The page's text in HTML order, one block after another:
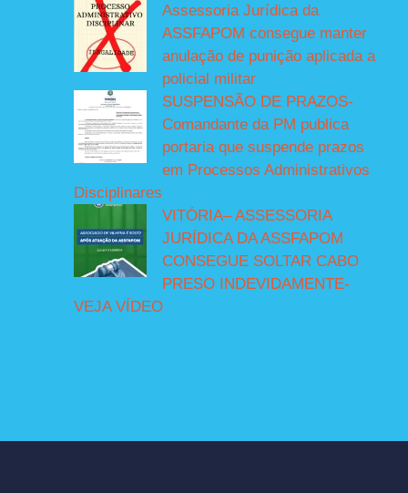
Assessoria Jurídica da
ASSFAPOM consegue manter
anulação de punição aplicada a
policial militar
SUSPENSÃO DE PRAZOS-
Comandante da PM publica
portaria que suspende prazos
em Processos Administrativos
Disciplinares
VITÓRIA– ASSESSORIA
JURÍDICA DA ASSFAPOM
CONSEGUE SOLTAR CABO
PRESO INDEVIDAMENTE-
VEJA VÍDEO